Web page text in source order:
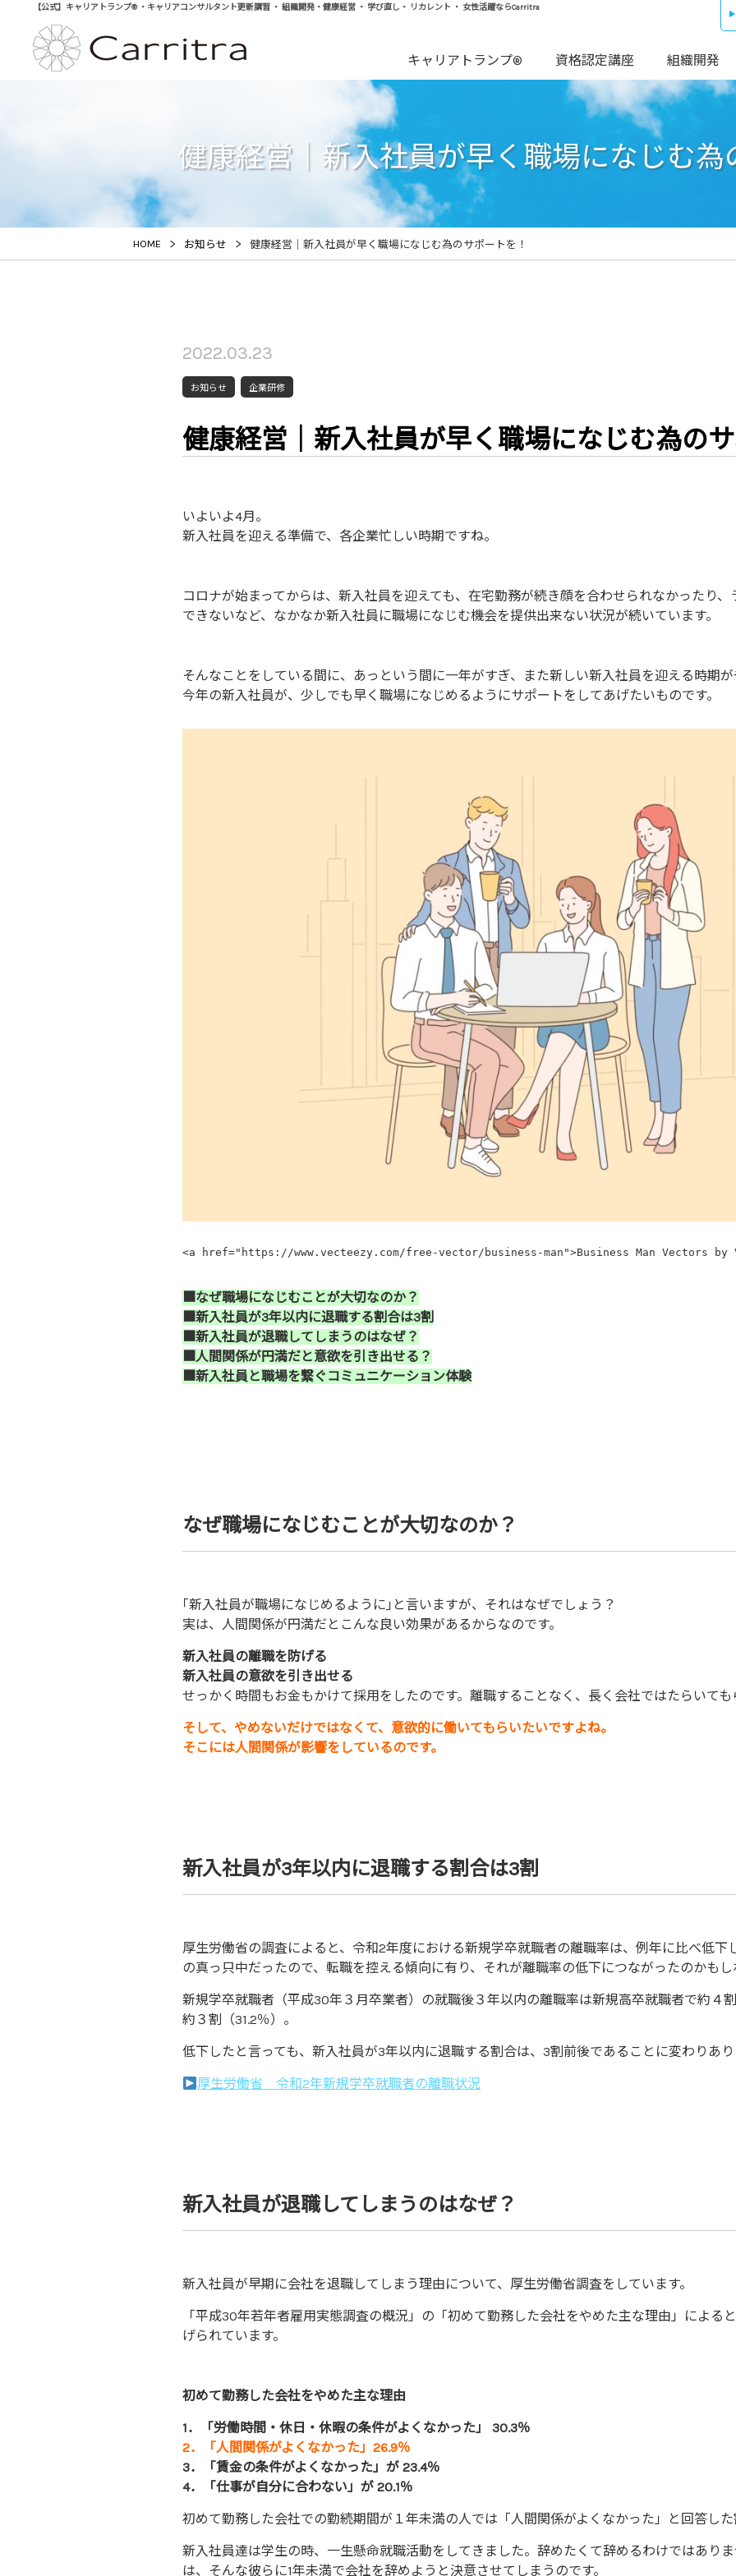
【公式】キャリアトランプ® ・キャリアコンサルタント更新講習 ・ 組織開発・健康経営 ・ 学び直し・ リカレント ・ 女性活躍ならCarritra
キャリアトランプ® 資格認定講座 組織開発
健康経営｜新入社員が早く職場になじむ為
HOME > お知らせ > 健康経営｜新入社員が早く職場になじむ為のサポートを！
2022.03.23
お知らせ 企業研修
健康経営｜新入社員が早く職場になじむ為のサ
いよいよ4月。
新入社員を迎える準備で、各企業忙しい時期ですね。
コロナが始まってからは、新入社員を迎えても、在宅勤務が続き顔を合わせられなかったり
できないなど、なかなか新入社員に職場になじむ機会を提供出来ない状況が続いています。
そんなことをしている間に、あっという間に一年がすぎ、また新しい新入社員を迎える時期が
今年の新入社員が、少しでも早く職場になじめるようにサポートをしてあげたいものです。
<a href="https://www.vecteezy.com/free-vector/business-man">Business Man Vectors by
■なぜ職場になじむことが大切なのか？
■新入社員が3年以内に退職する割合は3割
■新入社員が退職してしまうのはなぜ？
■人間関係が円満だと意欲を引き出せる？
■新入社員と職場を繋ぐコミュニケーション体験
なぜ職場になじむことが大切なのか？
｢新入社員が職場になじめるように｣と言いますが、それはなぜでしょう？
実は、人間関係が円満だとこんな良い効果があるからなのです。
新入社員の離職を防げる
新入社員の意欲を引き出せる
せっかく時間もお金もかけて採用をしたのです。離職することなく、長く会社ではたらいても
そして、やめないだけではなくて、意欲的に働いてもらいたいですよね。
そこには人間関係が影響をしているのです。
新入社員が3年以内に退職する割合は3割
厚生労働省の調査によると、令和2年度における新規学卒就職者の離職率は、例年に比べ低下
の真っ只中だったので、転職を控える傾向に有り、それが離職率の低下につながったのかもし
新規学卒就職者（平成30年３月卒業者）の就職後３年以内の離職率は新規高卒就職者で約４
約３割（31.2％）。
低下したと言っても、新入社員が3年以内に退職する割合は、3割前後であることに変わりあり
厚生労働省 令和2年新規学卒就職者の離職状況
新入社員が退職してしまうのはなぜ？
新入社員が早期に会社を退職してしまう理由について、厚生労働省調査をしています。
「平成30年若年者雇用実態調査の概況」の「初めて勤務した会社をやめた主な理由」による
げられています。
初めて勤務した会社をやめた主な理由
1．「労働時間・休日・休暇の条件がよくなかった」 30.3％
2．「人間関係がよくなかった」26.9％
3．「賃金の条件がよくなかった」が 23.4％
4．「仕事が自分に合わない」が 20.1％
初めて勤務した会社での勤続期間が１年未満の人では「人間関係がよくなかった」と回答した
新入社員達は学生の時、一生懸命就職活動をしてきました。辞めたくて辞めるわけではあり
は、そんな彼らに1年未満で会社を辞めようと決意させてしまうのです。